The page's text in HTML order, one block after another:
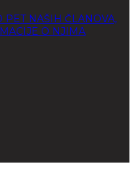
PET NAŠIH ČLANOVA,
O NJIMA